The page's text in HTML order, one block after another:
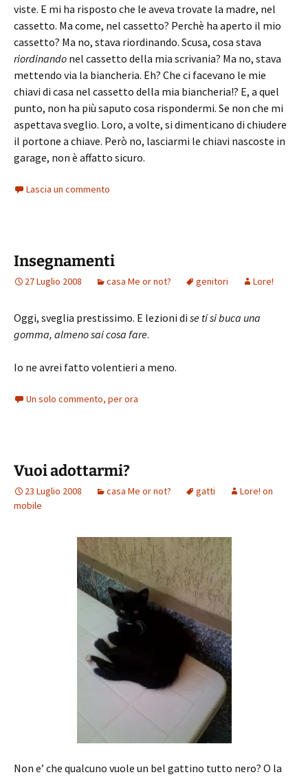
viste. E mi ha risposto che le aveva trovate la madre, nel
cassetto. Ma come, nel cassetto? Perchè ha aperto il mio
cassetto? Ma no, stava riordinando. Scusa, cosa stava
riordinando nel cassetto della mia scrivania? Ma no, stava
mettendo via la biancheria. Eh? Che ci facevano le mie
chiavi di casa nel cassetto della mia biancheria!? E, a quel
punto, non ha più saputo cosa rispondermi. Se non che mi
aspettava sveglio. Loro, a volte, si dimenticano di chiudere
il portone a chiave. Però no, lasciarmi le chiavi nascoste in
garage, non è affatto sicuro.
Lascia un commento
Insegnamenti
27 Luglio 2008 casa Me or not? genitori Lore!
Oggi, sveglia prestissimo. E lezioni di se ti si buca una
gomma, almeno sai cosa fare.
Io ne avrei fatto volentieri a meno.
Un solo commento, per ora
Vuoi adottarmi?
23 Luglio 2008 casa Me or not? gatti
Lore! on
mobile
Non e’ che qualcuno vuole un bel gattino tutto nero? O la